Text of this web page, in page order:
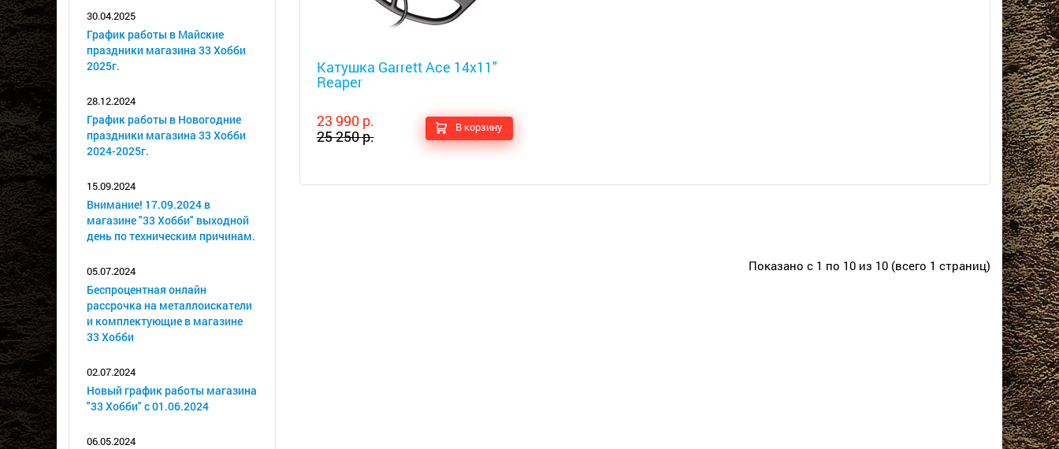
30.04.2025
График работы в Майские
праздники магазина 33 Хобби
2025г.
28.12.2024
График работы в Новогодние
праздники магазина 33 Хобби
2024-2025г.
15.09.2024
Внимание! 17.09.2024 в
магазине "33 Хобби" выходной
день по техническим причинам.
05.07.2024
Беспроцентная онлайн
рассрочка на металлоискатели
и комплектующие в магазине
33 Хобби
02.07.2024
Новый график работы магазина
"33 Хобби" с 01.06.2024
06.05.2024
Катушка Garrett Ace 14x11"
Reaper
23 990 р.
25 250 р.
В корзину
Показано с 1 по 10 из 10 (всего 1 страниц)